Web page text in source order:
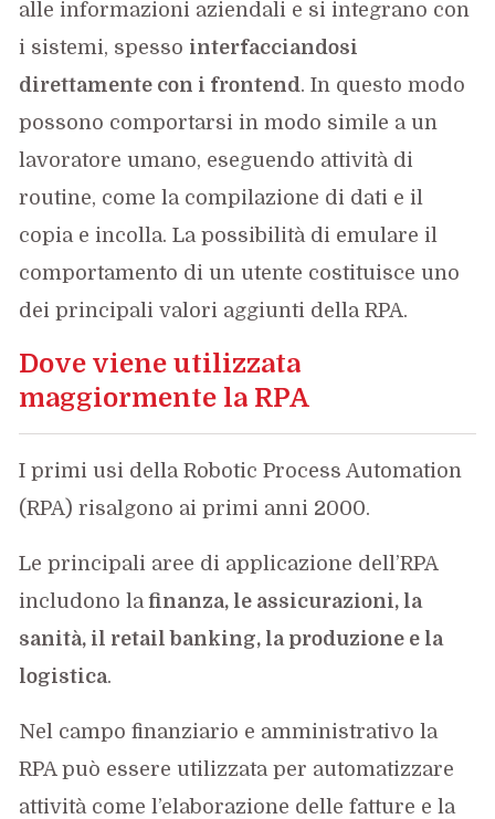
alle informazioni aziendali e si integrano con
i sistemi, spesso interfacciandosi
direttamente con i frontend. In questo modo
possono comportarsi in modo simile a un
lavoratore umano, eseguendo attività di
routine, come la compilazione di dati e il
copia e incolla. La possibilità di emulare il
comportamento di un utente costituisce uno
dei principali valori aggiunti della RPA.
Dove viene utilizzata
maggiormente la RPA
I primi usi della Robotic Process Automation
(RPA) risalgono ai primi anni 2000.
Le principali aree di applicazione dell’RPA
includono la finanza, le assicurazioni, la
sanità, il retail banking, la produzione e la
logistica.
Nel campo finanziario e amministrativo la
RPA può essere utilizzata per automatizzare
attività come l’elaborazione delle fatture e la